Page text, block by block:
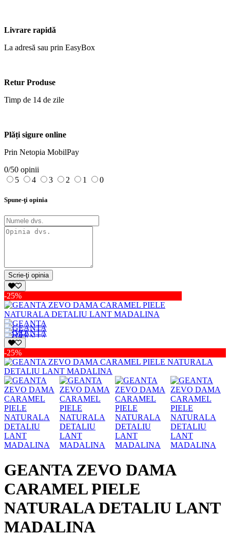
Livrare rapidă
La adresă sau prin EasyBox
Retur Produse
Timp de 14 de zile
Plăți sigure online
Prin Netopia MobilPay
0/50 opinii
5
4 3 2 1 0
Spune-ţi opinia
Scrie-ţi opinia
-25%
-25%
GEANTA ZEVO DAMA
CARAMEL PIELE
NATURALA DETALIU LANT
MADALINA